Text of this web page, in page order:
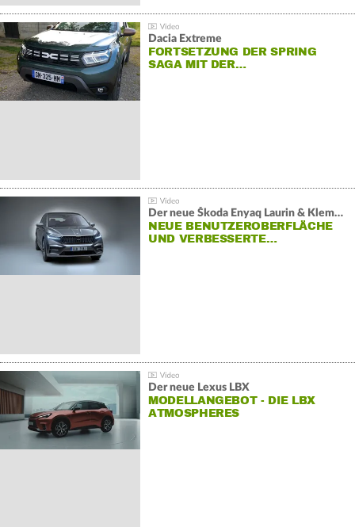
Dacia Extreme
FORTSETZUNG DER SPRING
SAGA MIT DER…
Der neue Škoda Enyaq Laurin & Klement
NEUE BENUTZEROBERFLÄCHE
UND VERBESSERTE…
Der neue Lexus LBX
MODELLANGEBOT - DIE LBX
ATMOSPHERES